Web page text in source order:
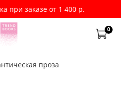
при заказе от 1 400 р.
0
проза